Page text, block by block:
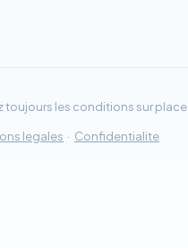
les conditions sur place.
legales · Confidentialite